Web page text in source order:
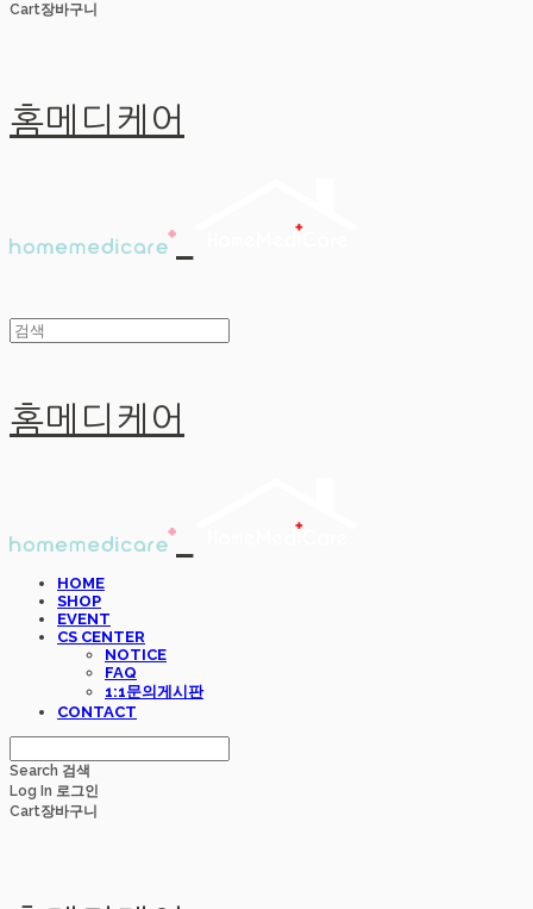
Cart장바구니
홈메디케어
홈메디케어
HOME
SHOP
EVENT
CS CENTER
NOTICE
FAQ
1:1문의게시판
CONTACT
Search 검색
Log In 로그인
Cart장바구니